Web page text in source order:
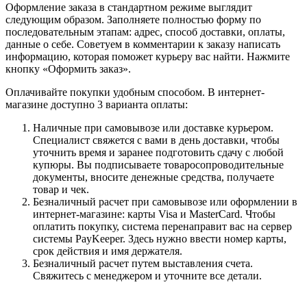
Оформление заказа в стандартном режиме выглядит
следующим образом. Заполняете полностью форму по
последовательным этапам: адрес, способ доставки, оплаты,
данные о себе. Советуем в комментарии к заказу написать
информацию, которая поможет курьеру вас найти. Нажмите
кнопку «Оформить заказ».
Оплачивайте покупки удобным способом. В интернет-
магазине доступно 3 варианта оплаты:
Наличные при самовывозе или доставке курьером.
Специалист свяжется с вами в день доставки, чтобы
уточнить время и заранее подготовить сдачу с любой
купюры. Вы подписываете товаросопроводительные
документы, вносите денежные средства, получаете
товар и чек.
Безналичный расчет при самовывозе или оформлении в
интернет-магазине: карты Visa и MasterCard. Чтобы
оплатить покупку, система перенаправит вас на сервер
системы PayKeeper. Здесь нужно ввести номер карты,
срок действия и имя держателя.
Безналичный расчет путем выставления счета.
Свяжитесь с менеджером и уточните все детали.